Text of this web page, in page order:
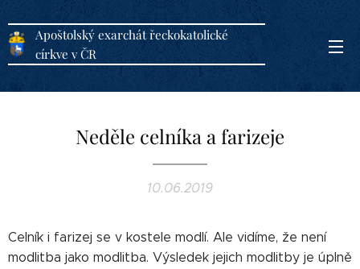
Apoštolský exarchát řeckokatolické
církve v ČR
Neděle celníka a farizeje
10.06.2019
Celník i farizej se v kostele modlí. Ale vidíme, že není
modlitba jako modlitba. Výsledek jejich modlitby je úplně